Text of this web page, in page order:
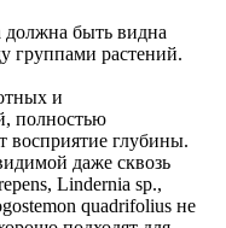
должна быть видна
группами растений.
и
полностью
восприятие глубины.
даже сквозь
Lindernia sp.,
quadrifolius не